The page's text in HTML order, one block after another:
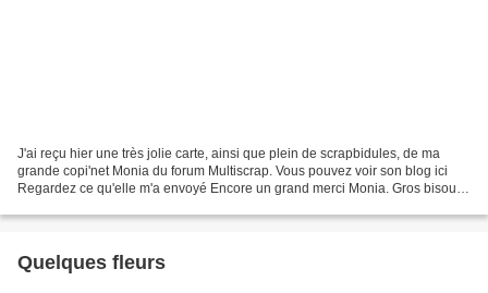
J'ai reçu hier une très jolie carte, ainsi que plein de scrapbidules, de ma
grande copi'net Monia du forum Multiscrap. Vous pouvez voir son blog ici
Regardez ce qu'elle m'a envoyé Encore un grand merci Monia. Gros bisous
Quelques fleurs